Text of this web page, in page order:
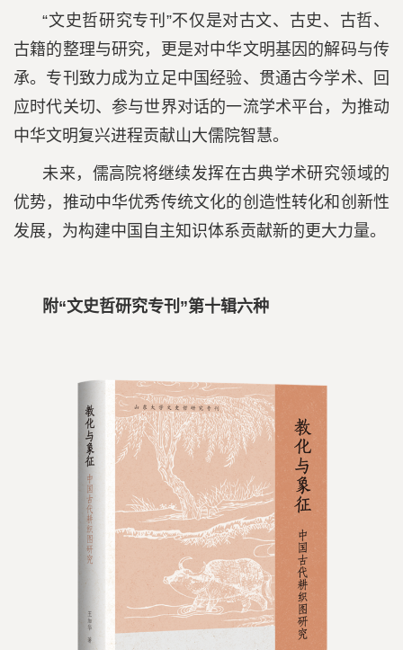
“文史哲研究专刊”不仅是对古文、古史、古哲、
古籍的整理与研究，更是对中华文明基因的解码与传
承。专刊致力成为立足中国经验、贯通古今学术、回
应时代关切、参与世界对话的一流学术平台，为推动
中华文明复兴进程贡献山大儒院智慧。
未来，儒高院将继续发挥在古典学术研究领域的
优势，推动中华优秀传统文化的创造性转化和创新性
发展，为构建中国自主知识体系贡献新的更大力量。
附“文史哲研究专刊”第十辑六种